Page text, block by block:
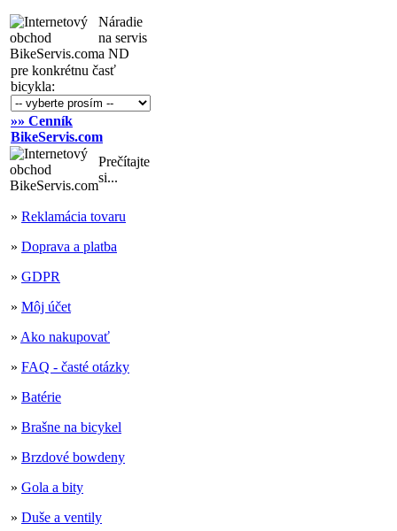
Náradie
na servis
a ND
pre konkrétnu časť
bicykla:
»» Cenník
BikeServis.com
Prečítajte
si...
» Reklamácia tovaru
» Doprava a platba
» GDPR
» Môj účet
» Ako nakupovať
» FAQ - časté otázky
» Batérie
» Brašne na bicykel
» Brzdové bowdeny
» Gola a bity
» Duše a ventily